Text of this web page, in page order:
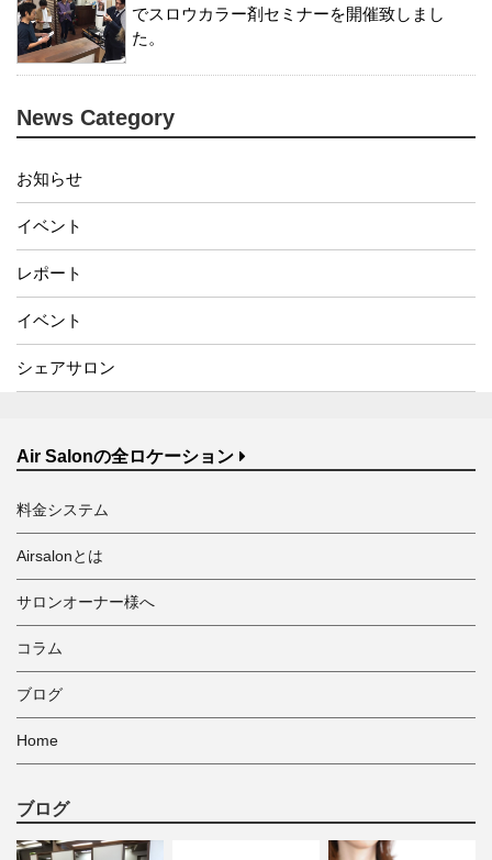
でスロウカラー剤セミナーを開催致しまし
た。
News Category
お知らせ
イベント
レポート
イベント
シェアサロン
Air Salonの全ロケーション
料金システム
Airsalonとは
サロンオーナー様へ
コラム
ブログ
Home
ブログ